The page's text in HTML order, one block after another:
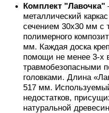
Комплект "Лавочка"
металлический
сечением 30х30 мм с
полимерного
мм. Каждая доска
помощи не менее 3-х
травмобезопасными
головками. Длина
517 мм.
недостатков,
натуральной